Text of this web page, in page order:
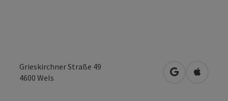
Grieskirchner Straße 49
4600 Wels in Google
in